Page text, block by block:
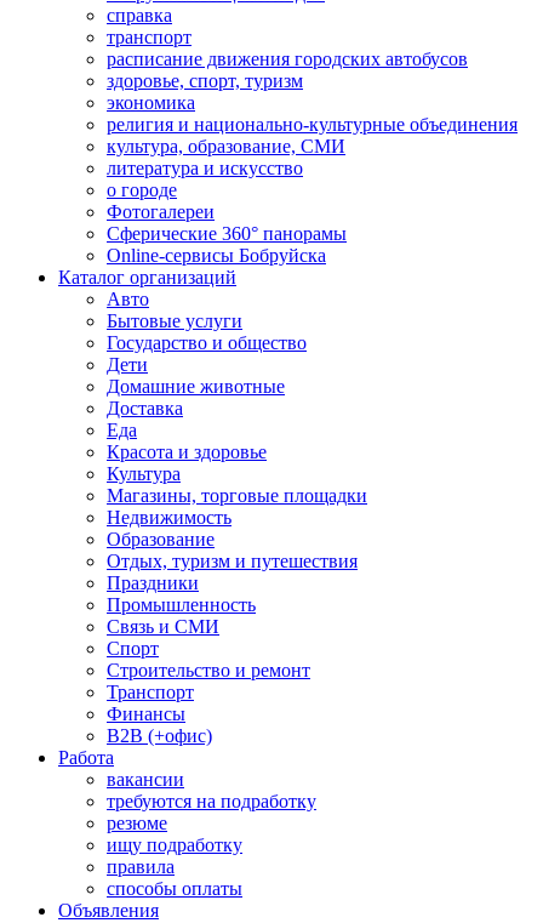
справка
транспорт
расписание движения городских автобусов
здоровье, спорт, туризм
экономика
религия и национально-культурные объединения
культура, образование, СМИ
литература и искусство
о городе
Фотогалереи
Сферические 360° панорамы
Online-сервисы Бобруйска
Каталог организаций
Авто
Бытовые услуги
Государство и общество
Дети
Домашние животные
Доставка
Еда
Красота и здоровье
Культура
Магазины, торговые площадки
Недвижимость
Образование
Отдых, туризм и путешествия
Праздники
Промышленность
Связь и СМИ
Спорт
Строительство и ремонт
Транспорт
Финансы
B2B (+офис)
Работа
вакансии
требуются на подработку
резюме
ищу подработку
правила
способы оплаты
Объявления